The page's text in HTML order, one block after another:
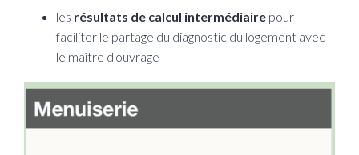
les résultats de calcul intermédiaire pour
faciliter le partage du diagnostic du logement avec
le maître d'ouvrage